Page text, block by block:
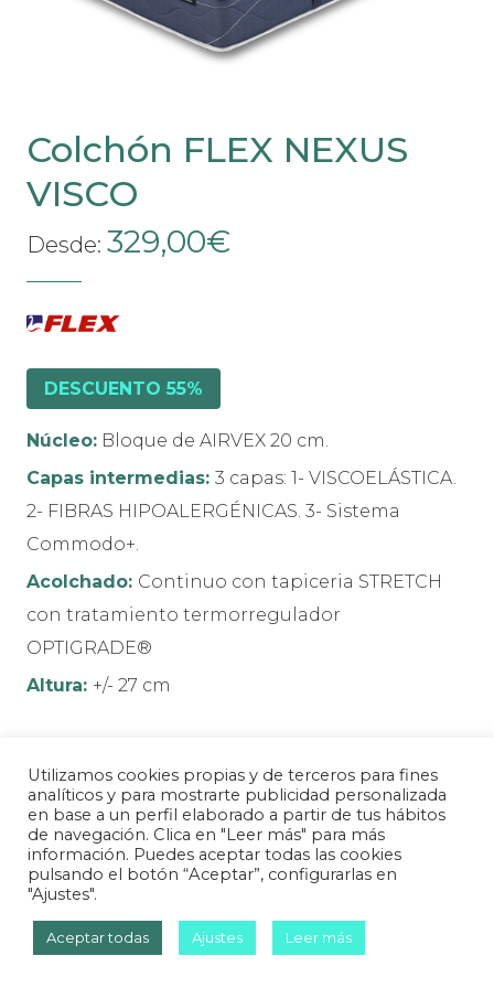
producto
Colchón FLEX NEXUS
VISCO
Desde: 329,00€
DESCUENTO 55%
Núcleo: Bloque de AIRVEX 20 cm.
Capas intermedias: 3 capas: 1- VISCOELÁSTICA.
2- FIBRAS HIPOALERGÉNICAS. 3- Sistema
Commodo+.
Acolchado: Continuo con tapiceria STRETCH
con tratamiento termorregulador
OPTIGRADE®
Altura: +/- 27 cm
6
Firmeza
Media
6
Transpirabilidad
Media
VER PRODUCTO
Utilizamos cookies propias y de terceros para fines
analíticos y para mostrarte publicidad personalizada
en base a un perfil elaborado a partir de tus hábitos
de navegación. Clica en "Leer más" para más
información. Puedes aceptar todas las cookies
pulsando el botón “Aceptar”, configurarlas en
"Ajustes".
Aceptar todas Ajustes Leer más